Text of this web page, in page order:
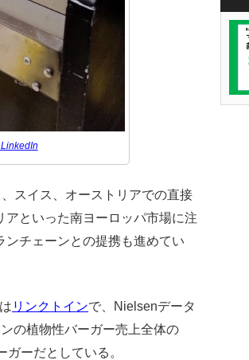
スイス、オーストリアでの直接
といった南ヨーロッパ市場に注
チェーンとの提携も進めてい
は リンクトインで、Nielsenデータ
の植物性バーガー売上全体の
ーだとしている。